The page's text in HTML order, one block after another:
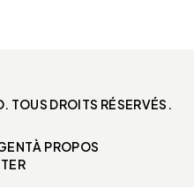
DROITS RÉSERVÉS.
À PROPOS